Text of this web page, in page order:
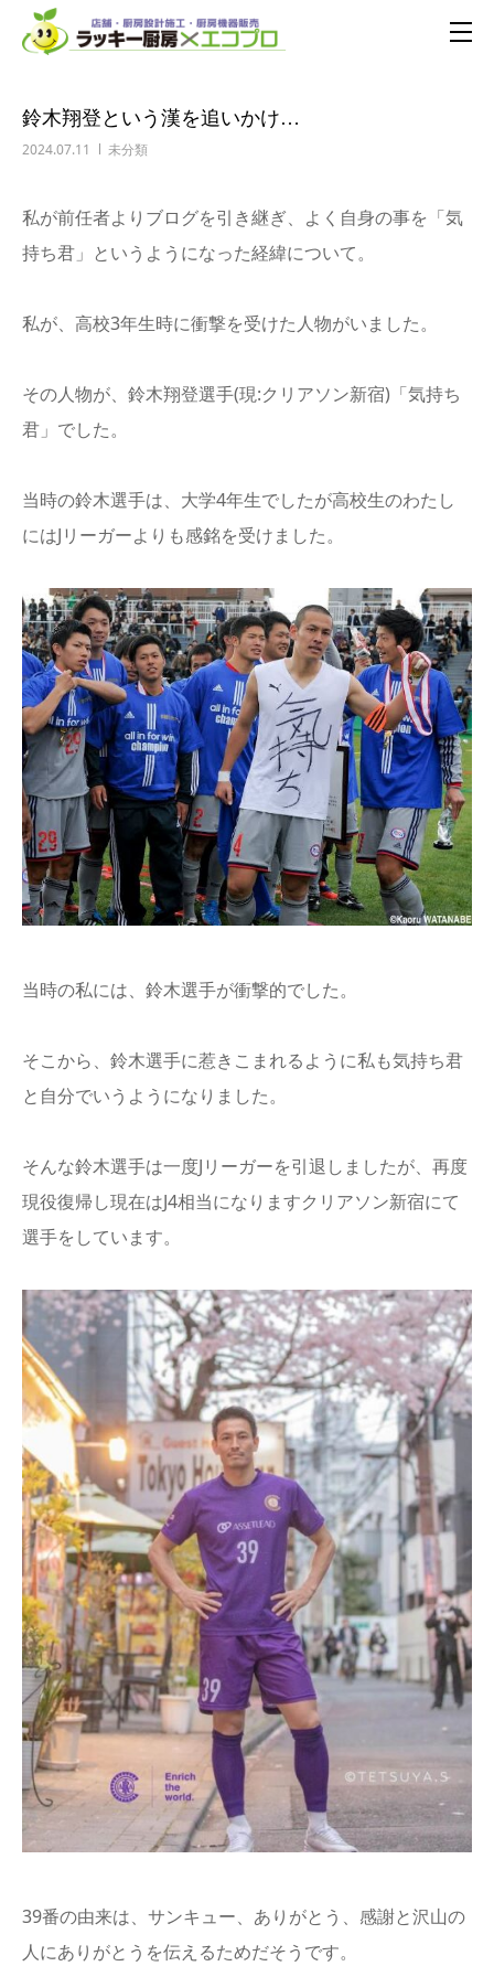
鈴木翔登という漢を追いかけ…
2024.07.11 未分類
私が前任者よりブログを引き継ぎ、よく自身の事を「気
持ち君」というようになった経緯について。
私が、高校3年生時に衝撃を受けた人物がいました。
その人物が、鈴木翔登選手(現:クリアソン新宿)「気持ち
君」でした。
当時の鈴木選手は、大学4年生でしたが高校生のわたし
にはJリーガーよりも感銘を受けました。
当時の私には、鈴木選手が衝撃的でした。
そこから、鈴木選手に惹きこまれるように私も気持ち君
と自分でいうようになりました。
そんな鈴木選手は一度Jリーガーを引退しましたが、再度
現役復帰し現在はJ4相当になりますクリアソン新宿にて
選手をしています。
39番の由来は、サンキュー、ありがとう、感謝と沢山の
人にありがとうを伝えるためだそうです。